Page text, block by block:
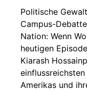
Politische
Campus-
Nation: Wenn
heutigen
Kiarash
Amerikas und